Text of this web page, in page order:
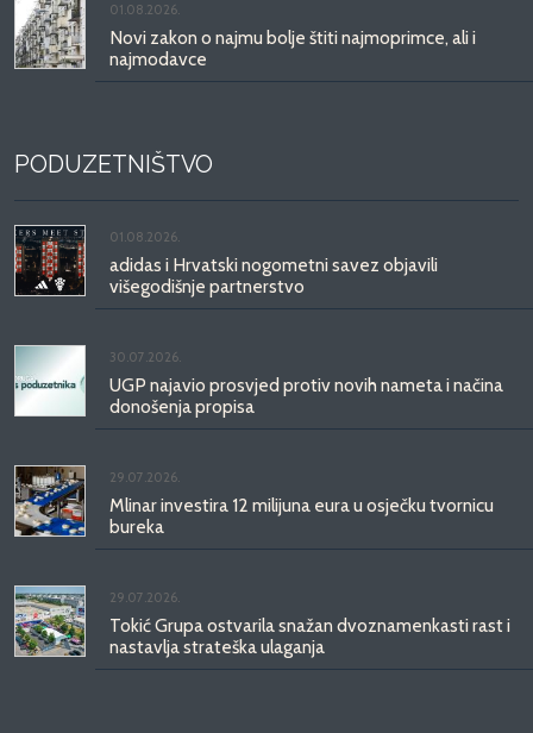
01.08.2026.
Novi zakon o najmu bolje štiti najmoprimce, ali i
najmodavce
PODUZETNIŠTVO
01.08.2026.
adidas i Hrvatski nogometni savez objavili
višegodišnje partnerstvo
30.07.2026.
UGP najavio prosvjed protiv novih nameta i načina
donošenja propisa
29.07.2026.
Mlinar investira 12 milijuna eura u osječku tvornicu
bureka
29.07.2026.
Tokić Grupa ostvarila snažan dvoznamenkasti rast i
nastavlja strateška ulaganja